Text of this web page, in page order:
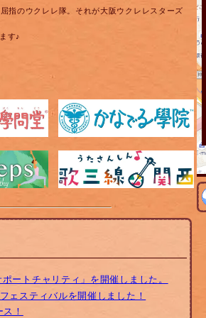
指のウクレレ隊。それが大阪ウクレレスターズ
す♪
ートチャリティ」を開催しました。
ェスティバルを開催しました！
！